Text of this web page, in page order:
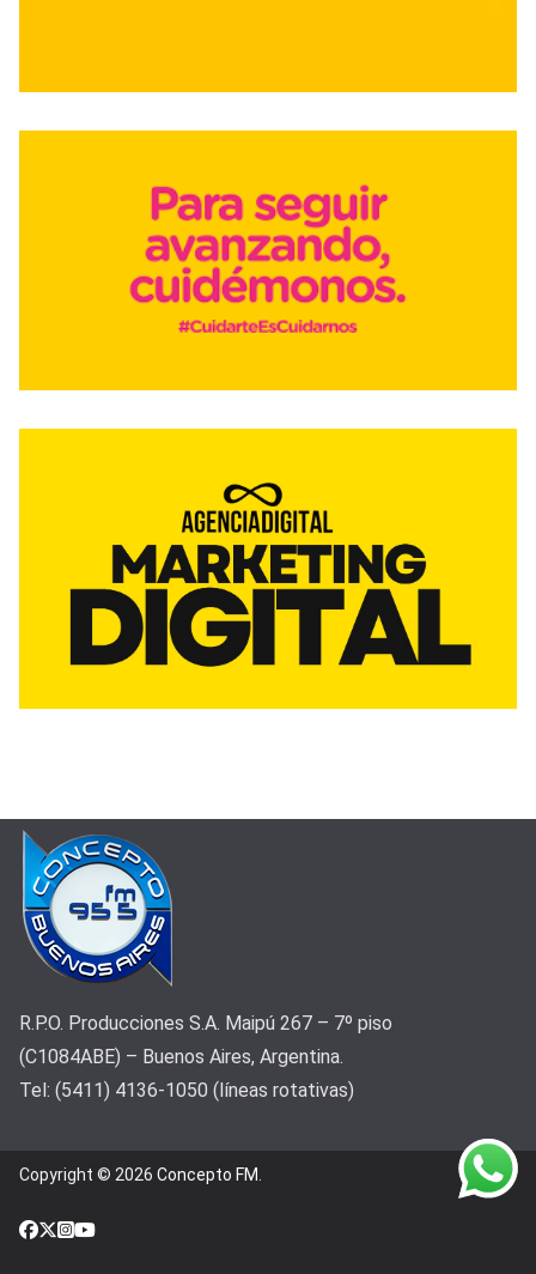
R.P.O. Producciones S.A. Maipú 267 – 7º piso
(C1084ABE) – Buenos Aires, Argentina.
Tel: (5411) 4136-1050 (líneas rotativas)
Copyright © 2026 Concepto FM